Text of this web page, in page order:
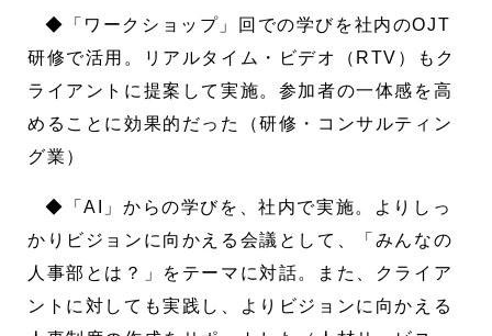
◆「ワークショップ」回での学びを社内のOJT
研修で活用。リアルタイム・ビデオ（RTV）もク
ライアントに提案して実施。参加者の一体感を高
めることに効果的だった（研修・コンサルティン
グ業）
◆「AI」からの学びを、社内で実施。よりしっ
かりビジョンに向かえる会議として、「みんなの
人事部とは？」をテーマに対話。また、クライア
ントに対しても実践し、よりビジョンに向かえる